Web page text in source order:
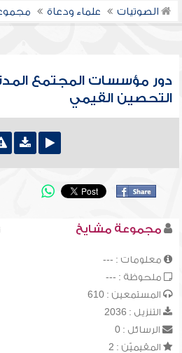
الصوتيات علماء ودعاة
دور مؤسسات المجتمع
التحصين القيمي
مجموعة مشايخ
معلومات : ---
ملحوظة : ---
المستمعين : 610
التنزيل : 2036
الرسائل : 0
المقيميّن : 2